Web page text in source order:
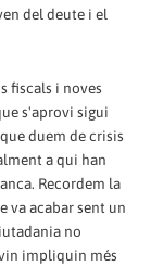
del deute i el
fiscals i noves
s'aprovi sigui
duem de crisis
a qui han
Recordem la
va acabar sent un
no
impliquin més